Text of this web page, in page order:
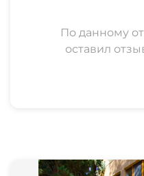
По данному
оставил